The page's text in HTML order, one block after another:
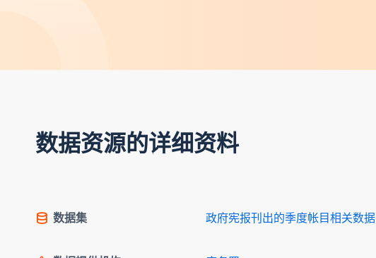
数据资源的详细资料
数据集 政府宪报刊出的季度帐目相关数据